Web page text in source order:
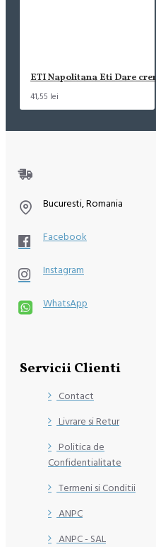
ETI Napolitana Eti Dare
41,55 lei
Bucuresti, Romania
Facebook
Instagram
WhatsApp
Servicii Clienti
Contact
Livrare si Retur
Politica de
Confidentialitate
Termeni si Conditii
ANPC
ANPC - SAL